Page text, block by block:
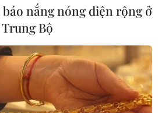
thân đối tượng
đông ở
điểm nóng
nắng nóng diện rộng ở
Bộ